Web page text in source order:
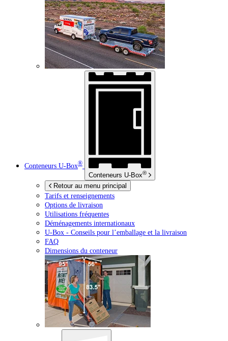
Conteneurs U-Box®
Conteneurs U-Box®
Retour au menu principal
Tarifs et renseignements
Options de livraison
Utilisations fréquentes
Déménagements internationaux
U-Box - Conseils pour l’emballage et la livraison
FAQ
Dimensions du conteneur